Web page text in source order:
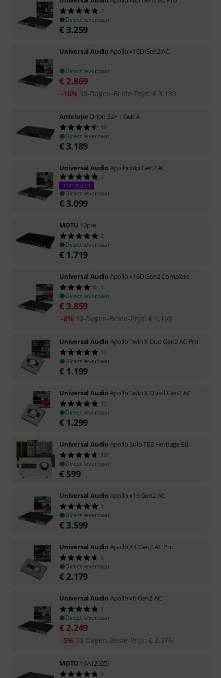
3
Direct leverbaar
€ 3.259
Universal AudioApollo x16D Gen2 AC
Direct leverbaar
€ 2.869
30-Dagen-Beste-Prijs: € 3.189
-10%
Antelope Orion 32+ | Gen 4
10
Direct leverbaar
€ 3.189
Universal AudioApollo x8p Gen2 AC
3
TOP-SELLER
Direct leverbaar
€ 3.099
MOTU 10pre
2
Direct leverbaar
€ 1.719
Universal AudioApollo x16D Gen2 Complete
1
Direct leverbaar
€ 3.859
30-Dagen-Beste-Prijs: € 4.198
-8%
Universal AudioApollo Twin X Duo Gen2 AC Pro
12
Direct leverbaar
€ 1.199
Universal AudioApollo Twin X Quad Gen2 AC
12
Direct leverbaar
€ 1.299
Universal AudioApollo Solo TB3 Heritage Ed.
137
Direct leverbaar
€ 599
Universal AudioApollo x16 Gen2 AC
1
Direct leverbaar
€ 3.599
Universal AudioApollo X4 Gen2 AC Pro
6
Direct leverbaar
€ 2.179
Universal AudioApollo x6 Gen2 AC
5
Direct leverbaar
€ 2.249
30-Dagen-Beste-Prijs: € 2.375
-5%
MOTU 16A (2025)
8